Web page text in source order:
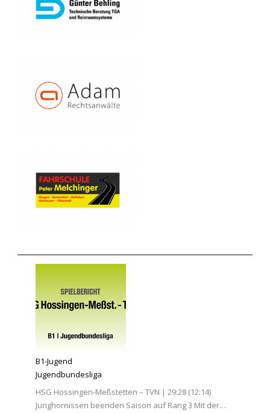
B1-Jugend
Jugendbundesliga
HSG Hossingen-Meßstetten – TVN | 29:28 (12:14)
Junghornissen beenden Saison auf Rang 3 Mit der…